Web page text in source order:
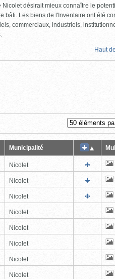
désirait mieux connaître le
bâti. Les biens de l'Inventaire ont été
commerciaux, industriels,
Haut
Municipalité
Nicolet
Nicolet
Nicolet
Nicolet
Nicolet
Nicolet
Nicolet
Nicolet